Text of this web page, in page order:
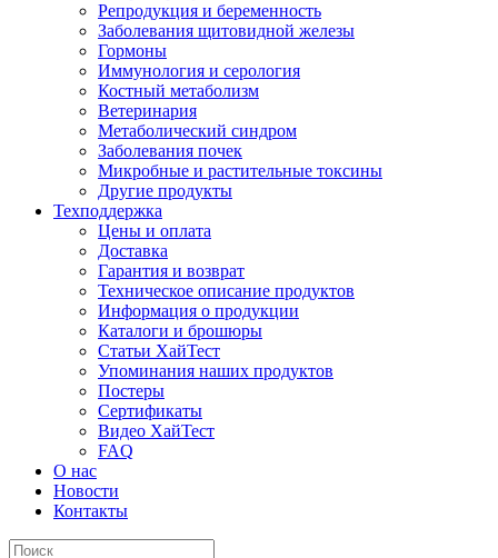
Репродукция и беременность
Заболевания щитовидной железы
Гормоны
Иммунология и серология
Костный метаболизм
Ветеринария
Метаболический синдром
Заболевания почек
Микробные и растительные токсины
Другие продукты
Техподдержка
Цены и оплата
Доставка
Гарантия и возврат
Техническое описание продуктов
Информация о продукции
Каталоги и брошюры
Статьи ХайТест
Упоминания наших продуктов
Постеры
Сертификаты
Видео ХайТест
FAQ
О нас
Новости
Контакты